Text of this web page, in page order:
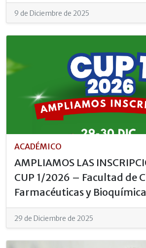
9 de Diciembre de 2025
ACADÉMICO
AMPLIAMOS LAS
CUP 1/2026 – Facultad de
Farmacéuticas y
29 de Diciembre de 2025